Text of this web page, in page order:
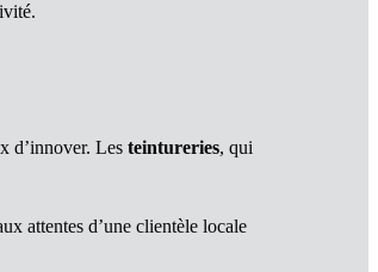
d’innover. Les teintureries, qui
attentes d’une clientèle locale